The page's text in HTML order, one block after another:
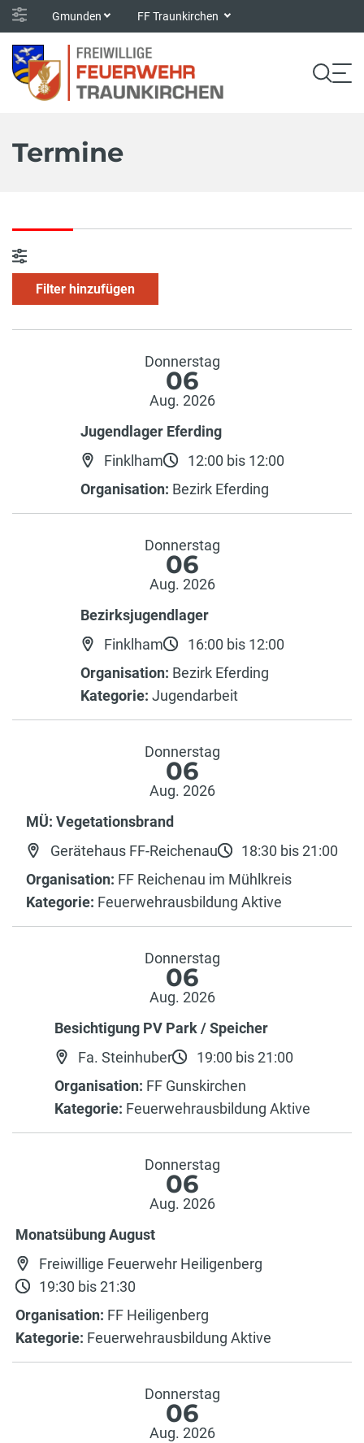
Gmunden FF Traunkirchen
Termine
Filter hinzufügen
Donnerstag
06
Aug. 2026
Jugendlager Eferding
Finklham
12:00 bis 12:00
Organisation: Bezirk Eferding
Donnerstag
06
Aug. 2026
Bezirksjugendlager
Finklham
16:00 bis 12:00
Organisation: Bezirk Eferding
Kategorie: Jugendarbeit
Donnerstag
06
Aug. 2026
MÜ: Vegetationsbrand
Gerätehaus FF-Reichenau
18:30 bis 21:00
Organisation: FF Reichenau im Mühlkreis
Kategorie: Feuerwehrausbildung Aktive
Donnerstag
06
Aug. 2026
Besichtigung PV Park / Speicher
Fa. Steinhuber
19:00 bis 21:00
Organisation: FF Gunskirchen
Kategorie: Feuerwehrausbildung Aktive
Donnerstag
06
Aug. 2026
Monatsübung August
Freiwillige Feuerwehr Heiligenberg
19:30 bis 21:30
Organisation: FF Heiligenberg
Kategorie: Feuerwehrausbildung Aktive
Donnerstag
06
Aug. 2026